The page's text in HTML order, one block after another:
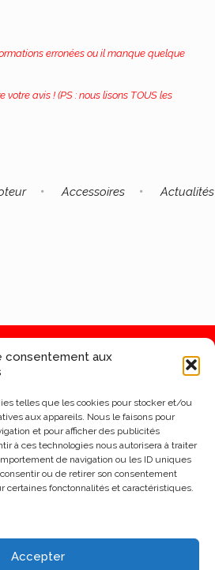
consentement aux
telles que les cookies pour stocker et/ou
aux appareils. Nous le faisons pour
et pour afficher des publicités
à ces technologies nous autorisera à traiter
de navigation ou les ID uniques
ou de retirer son consentement
certaines fonctonnalités et caractéristiques.
Accepter
erronées ou il manque quelque
avis ! (PS : nous lisons TOUS les
Accessoires
Actualités